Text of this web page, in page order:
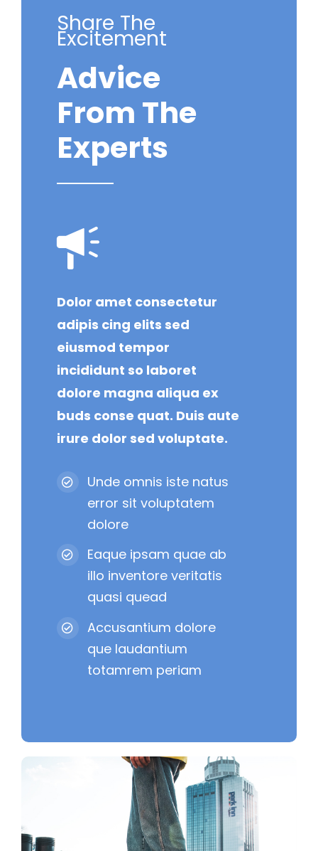
Share The
Excitement
Advice
From The
Experts
Dolor amet consectetur
adipis cing elits sed
eiusmod tempor
incididunt so laboret
dolore magna aliqua ex
buds conse quat. Duis aute
irure dolor sed voluptate.
Unde omnis iste natus
error sit voluptatem
dolore
Eaque ipsam quae ab
illo inventore veritatis
quasi quead
Accusantium dolore
que laudantium
totamrem periam